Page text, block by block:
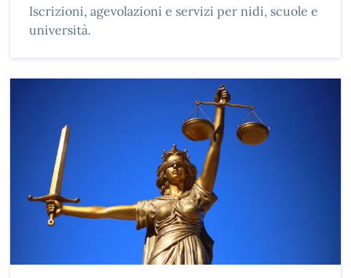
Iscrizioni, agevolazioni e servizi per nidi, scuole e
università.